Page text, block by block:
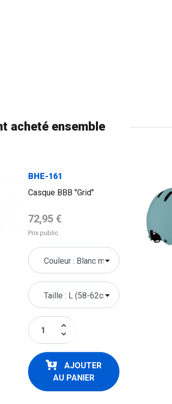
acheté ensemble
BHE-161
Casque BBB "Grid"
Prix de base
72,95 €
Prix public
keyboard_arrow_up
keyboard_arrow_down
AJOUTER
AU PANIER